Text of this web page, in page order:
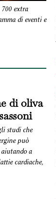
extra
di eventi e
di oliva
studi che
può
a
cardiache,